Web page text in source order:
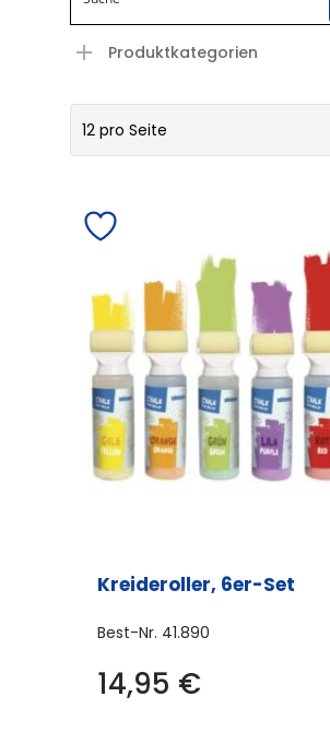
Produktkategorien
12 pro Seite
Kreideroller, 6er-Set
Best-Nr. 41.890
14,95 €